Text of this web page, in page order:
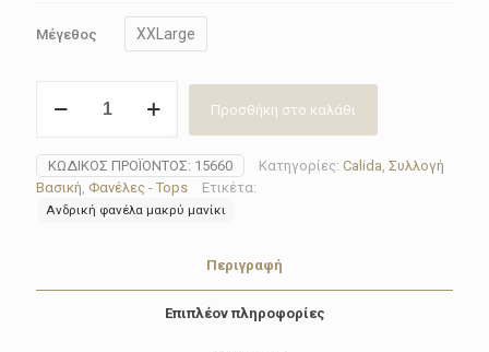
Μέγεθος XXLarge
ανδρική
White)
ποσότητα
Προσθήκη στο καλάθι
ΚΩΔΙΚΌΣ ΠΡΟΪΌΝΤΟΣ: 15660 Κατηγορίες: Calida, Συλλογή
Βασική, Φανέλες - Tops Ετικέτα:
Ανδρική φανέλα μακρύ μανίκι
Περιγραφή
Επιπλέον πληροφορίες